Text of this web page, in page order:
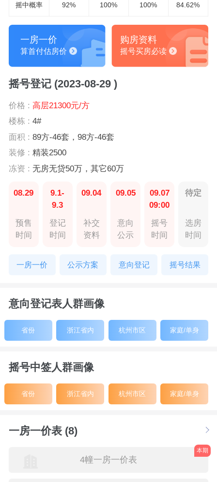
摇中概率 92% 100% 100% 84.62%
一房一价
算首付估房价
购房资料
摇号买房必读
摇号登记 (2023-08-29 )
价格 : 高层21300元/方
楼栋 : 4#
面积 : 89方-46套，98方-46套
装修 : 精装2500
冻资 : 无房无贷50万，其它60万
08.29
预售
时间
9.1-
9.3
登记
时间
09.04
补交
资料
09.05
意向
公示
09.07
09:00
摇号
时间
待定
选房
时间
一房一价 公示方案 意向登记 摇号结果
意向登记表人群画像
省份 浙江省内 杭州市区 家庭/单身
摇号中签人群画像
省份 浙江省内 杭州市区 家庭/单身
一房一价表 (8)
4幢一房一价表
本期